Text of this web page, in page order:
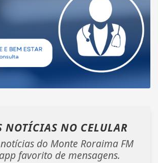
NOTÍCIAS NO CELULAR
do Monte Roraima FM
favorito de mensagens.